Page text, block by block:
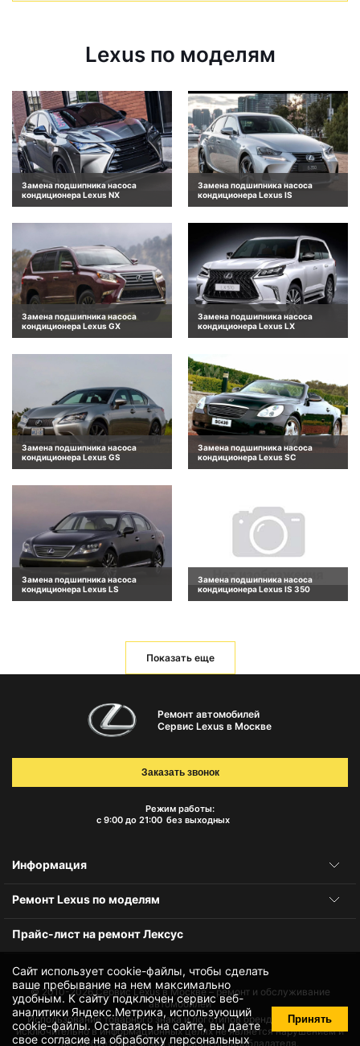
Lexus по моделям
Замена подшипника насоса
кондиционера Lexus NX
Замена подшипника насоса
кондиционера Lexus IS
Замена подшипника насоса
кондиционера Lexus GX
Замена подшипника насоса
кондиционера Lexus LX
Замена подшипника насоса
кондиционера Lexus GS
Замена подшипника насоса
кондиционера Lexus SC
Замена подшипника насоса
кондиционера Lexus LS
Замена подшипника насоса
кондиционера Lexus IS 350
Показать еще
Сайт использует cookie-файлы, чтобы сделать
ваше пребывание на нем максимально
удобным. К cайту подключен сервис веб-
аналитики Яндекс.Метрика, использующий
cookie-файлы. Оставаясь на сайте, вы даете
своесогласие на обработку персональных
Принять
Ремонт автомобилей
Сервис Lexus в Москве
Режим работы:
с 9:00 до 21:00 без выходных
Заказать звонок
Информация
Ремонт Lexus по моделям
Прайс-лист на ремонт Лексус
© 2010-2026Сервис Lexus в Москве – ремонт и обслуживание
автомобилей
Использование товарного знака и логотипов бренда происходит
исключительно в информационных целях не является нарушением и
не требует получения согласия правообладателя.